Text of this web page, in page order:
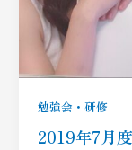
勉強会・研修
2019年7月